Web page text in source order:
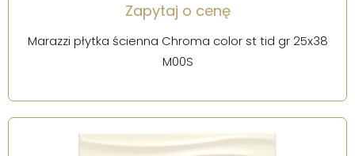
Zapytaj o cenę
Marazzi płytka ścienna Chroma color st tid gr 25x38
M00S